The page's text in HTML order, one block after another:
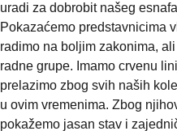
uradi za dobrobit našeg
Pokazaćemo predstavnicima
radimo na boljim zakonima,
radne grupe. Imamo crvenu
prelazimo zbog svih naših
u ovim vremenima. Zbog
pokažemo jasan stav i